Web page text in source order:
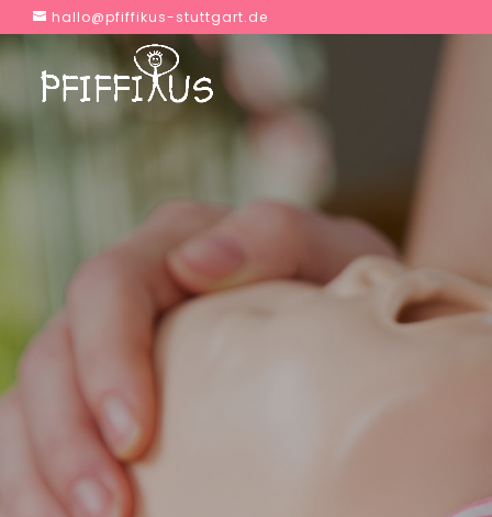
hallo@pfiffikus-stuttgart.de
AM